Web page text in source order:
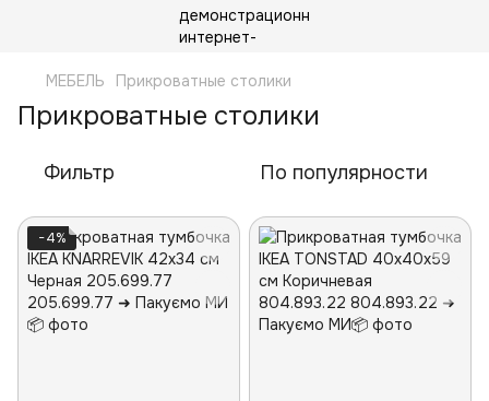
МЕБЕЛЬ Прикроватные столики
Прикроватные столики
Фильтр По популярности
−4%